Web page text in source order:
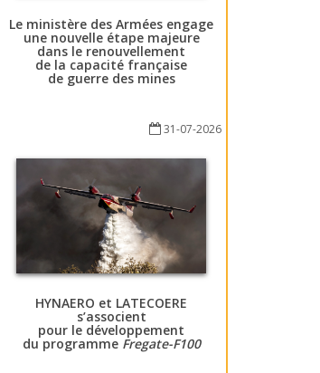
Le ministère des Armées engage
une nouvelle étape majeure
dans le renouvellement
de la capacité française
de guerre des mines
31-07-2026
HYNAERO et LATECOERE
s’associent
pour le développement
du programme Fregate-F100